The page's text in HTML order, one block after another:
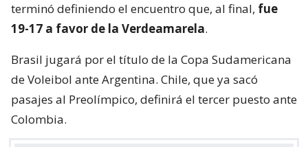
terminó definiendo el encuentro que, al final, fue
19-17 a favor de la Verdeamarela.
Brasil jugará por el título de la Copa Sudamericana
de Voleibol ante Argentina. Chile, que ya sacó
pasajes al Preolímpico, definirá el tercer puesto ante
Colombia.